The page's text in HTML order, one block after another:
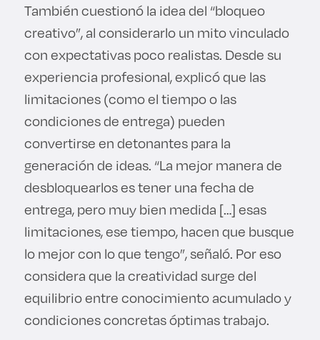
También cuestionó la idea del “bloqueo
creativo”, al considerarlo un mito vinculado
con expectativas poco realistas. Desde su
experiencia profesional, explicó que las
limitaciones (como el tiempo o las
condiciones de entrega) pueden
convertirse en detonantes para la
generación de ideas. “La mejor manera de
desbloquearlos es tener una fecha de
entrega, pero muy bien medida […] esas
limitaciones, ese tiempo, hacen que busque
lo mejor con lo que tengo”, señaló. Por eso
considera que la creatividad surge del
equilibrio entre conocimiento acumulado y
condiciones concretas óptimas trabajo.